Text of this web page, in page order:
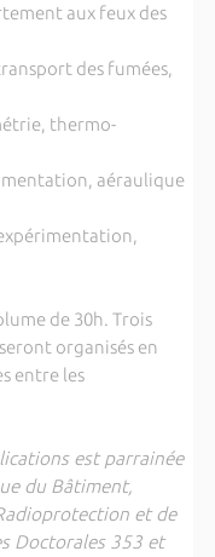
aux feux des
des fumées,
thermo-
aéraulique
de 30h. Trois
organisés en
entre les
est parrainée
du Bâtiment,
et de
Doctorales 353 et